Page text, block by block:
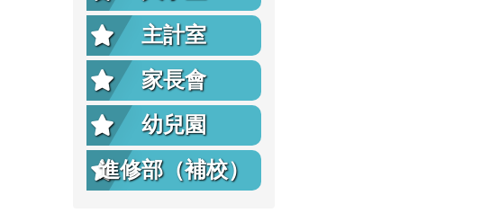
主計室
家長會
幼兒園
進修部（補校）